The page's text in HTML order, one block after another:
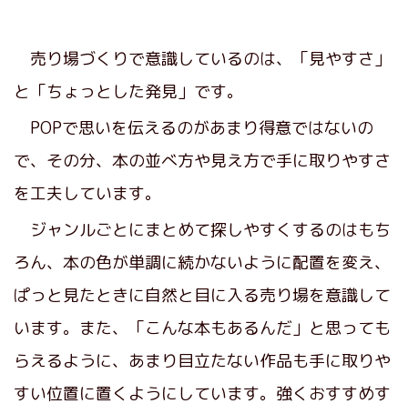
売り場づくりで意識しているのは、「見やすさ」
と「ちょっとした発見」です。
POPで思いを伝えるのがあまり得意ではないの
で、その分、本の並べ方や見え方で手に取りやすさ
を工夫しています。
ジャンルごとにまとめて探しやすくするのはもち
ろん、本の色が単調に続かないように配置を変え、
ぱっと見たときに自然と目に入る売り場を意識して
います。また、「こんな本もあるんだ」と思っても
らえるように、あまり目立たない作品も手に取りや
すい位置に置くようにしています。強くおすすめす